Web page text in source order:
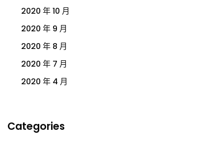
2020 年 10 月
2020 年 9 月
2020 年 8 月
2020 年 7 月
2020 年 4 月
Categories